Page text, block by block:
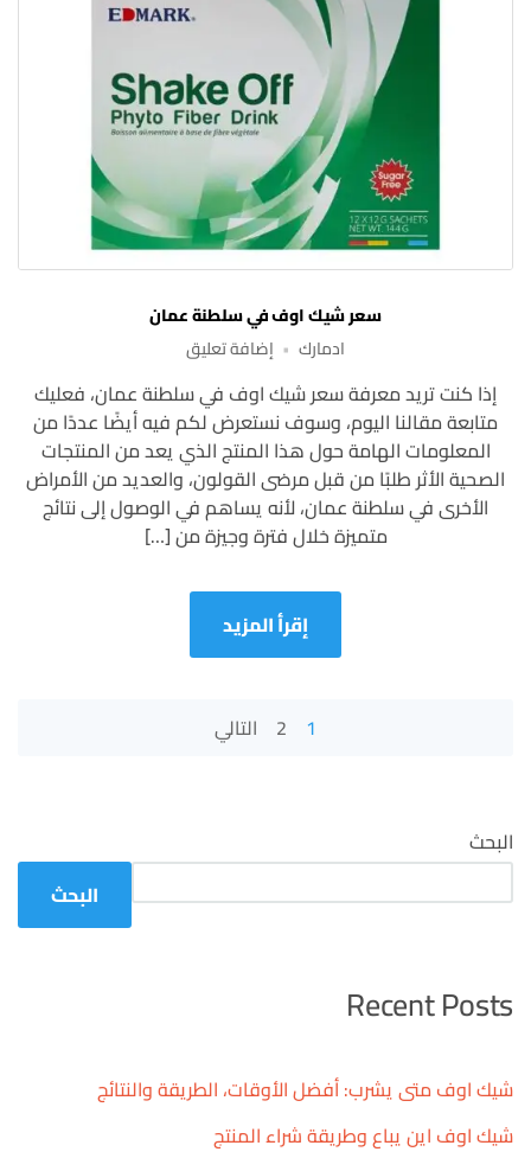
سعر شيك اوف في سلطنة عمان
ادمارك
إضافة تعليقعلى
شيك
اوف
في
سلطنة
عمان
إذا كنت تريد معرفة سعر شيك اوف في سلطنة عمان، فعليك
متابعة مقالنا اليوم، وسوف نستعرض لكم فيه أيضًا عددًا من
المعلومات الهامة حول هذا المنتج الذي يعد من المنتجات
الصحية الأثر طلبًا من قبل مرضى القولون، والعديد من الأمراض
الأخرى في سلطنة عمان، لأنه يساهم في الوصول إلى نتائج
متميزة خلال فترة وجيزة من […]
إقرأ المزيد
1
2 التالي
البحث
البحث
Recent Posts
شيك اوف متى يشرب: أفضل الأوقات، الطريقة والنتائج
شيك اوف اين يباع وطريقة شراء المنتج